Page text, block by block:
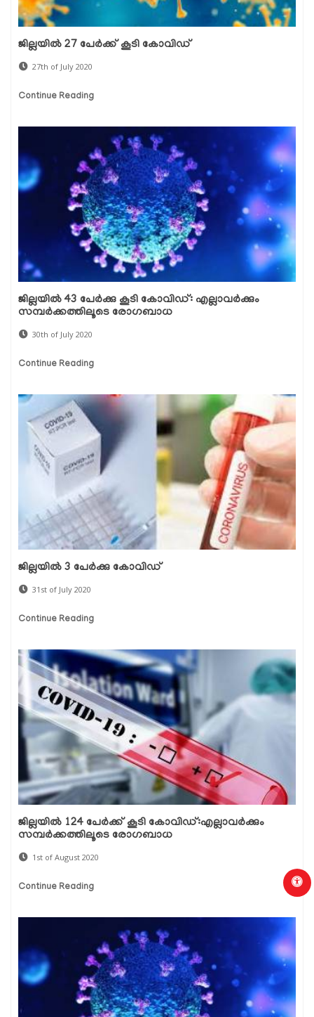
ജില്ലയില്‍ 27 പേര്‍ക്ക് കൂടി കോവിഡ്
27th of July 2020
Continue Reading
ജില്ലയില്‍ 43 പേര്‍ക്കു കൂടി കോവിഡ്: എല്ലാവര്‍ക്കും
സമ്പര്‍ക്കത്തിലൂടെ രോഗബാധ
30th of July 2020
Continue Reading
ജില്ലയില്‍ 3 പേര്‍ക്കു കോവിഡ്
31st of July 2020
Continue Reading
ജില്ലയില്‍ 124 പേര്‍ക്ക് കൂടി കോവിഡ്:എല്ലാവര്‍ക്കും
സമ്പര്‍ക്കത്തിലൂടെ രോഗബാധ
1st of August 2020
Continue Reading